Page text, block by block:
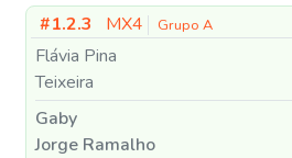
#1.2.3 MX4 Grupo A
Flávia Pina
Teixeira
Gaby
Jorge Ramalho